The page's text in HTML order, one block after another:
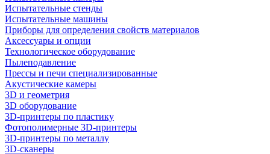
Испытательные стенды
Испытательные машины
Приборы для определения свойств материалов
Аксессуары и опции
Технологическое оборудование
Пылеподавление
Прессы и печи специализированные
Акустические камеры
3D и геометрия
3D оборудование
3D-принтеры по пластику
Фотополимерные 3D-принтеры
3D-принтеры по металлу
3D-сканеры